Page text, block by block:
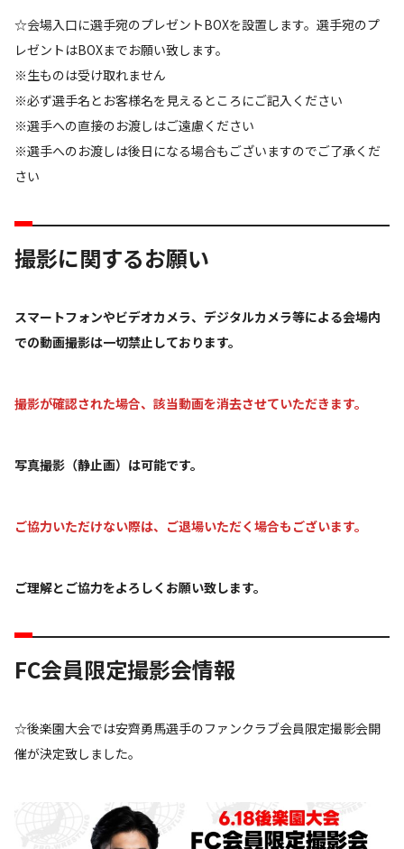
☆会場入口に選手宛のプレゼントBOXを設置します。選手宛のプ
レゼントはBOXまでお願い致します。
※生ものは受け取れません
※必ず選手名とお客様名を見えるところにご記入ください
※選手への直接のお渡しはご遠慮ください
※選手へのお渡しは後日になる場合もございますのでご了承くだ
さい
撮影に関するお願い
スマートフォンやビデオカメラ、デジタルカメラ等による会場内
での動画撮影は一切禁止しております。
撮影が確認された場合、該当動画を消去させていただきます。
写真撮影（静止画）は可能です。
ご協力いただけない際は、ご退場いただく場合もございます。
ご理解とご協力をよろしくお願い致します。
FC会員限定撮影会情報
☆後楽園大会では安齊勇馬選手のファンクラブ会員限定撮影会開
催が決定致しました。